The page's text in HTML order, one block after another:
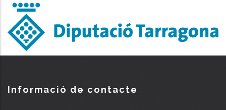
Informació de contacte